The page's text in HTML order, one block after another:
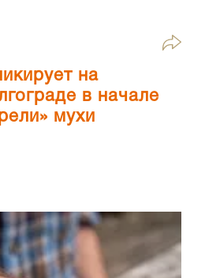
на
в начале
мухи